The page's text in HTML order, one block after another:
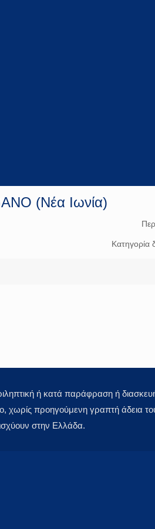
(Νέα Ιωνία)
Κατηγορία
ή κατά παράφραση ή
προηγούμενη γραπτή άδεια
ισχύουν στην Ελλάδα.